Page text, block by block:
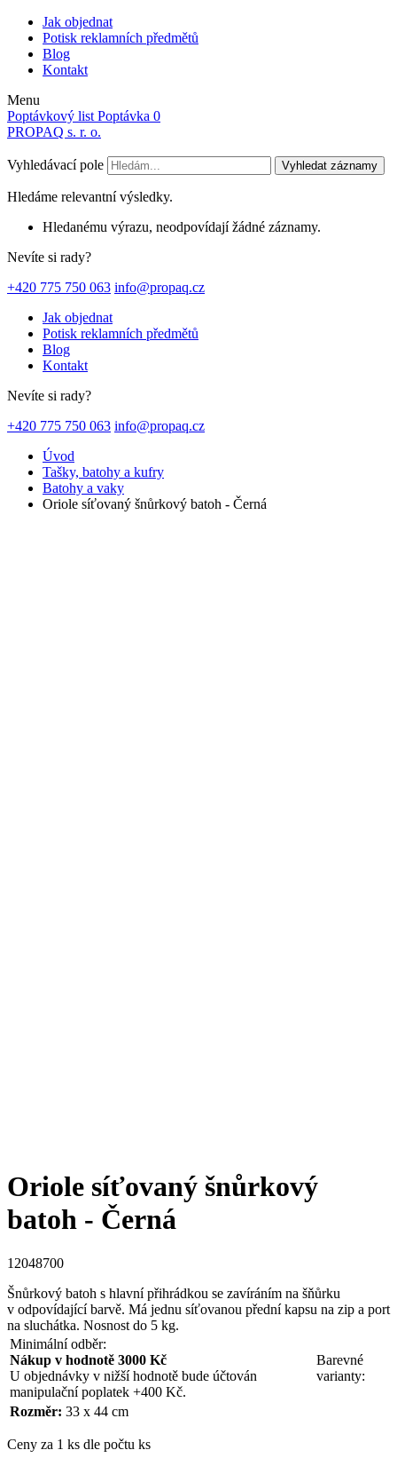
Jak objednat
Potisk reklamních předmětů
Blog
Kontakt
Menu
Poptávkový list Poptávka 0
PROPAQ s. r. o.
Vyhledávací pole Vyhledat záznamy
Hledáme relevantní výsledky.
Hledanému výrazu, neodpovídají žádné záznamy.
Nevíte si rady?
+420 775 750 063 info@propaq.cz
Jak objednat
Potisk reklamních předmětů
Blog
Kontakt
Nevíte si rady?
+420 775 750 063 info@propaq.cz
Úvod
Tašky, batohy a kufry
Batohy a vaky
Oriole síťovaný šnůrkový batoh - Černá
Oriole síťovaný šnůrkový
batoh - Černá
12048700
Šnůrkový batoh s hlavní přihrádkou se zavíráním na šňůrku
v odpovídající barvě. Má jednu síťovanou přední kapsu na zip a port
na sluchátka. Nosnost do 5 kg.
Minimální odběr:
Nákup v hodnotě 3000 Kč
U objednávky v nižší hodnotě bude účtován
manipulační poplatek +400 Kč.
Barevné
varianty:
Rozměr: 33 x 44 cm
Ceny za 1 ks dle počtu ks